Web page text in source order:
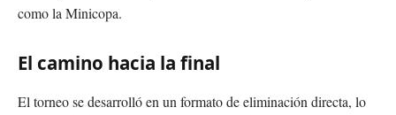
como la Minicopa.
El camino hacia la final
El torneo se desarrolló en un formato de eliminación directa, lo